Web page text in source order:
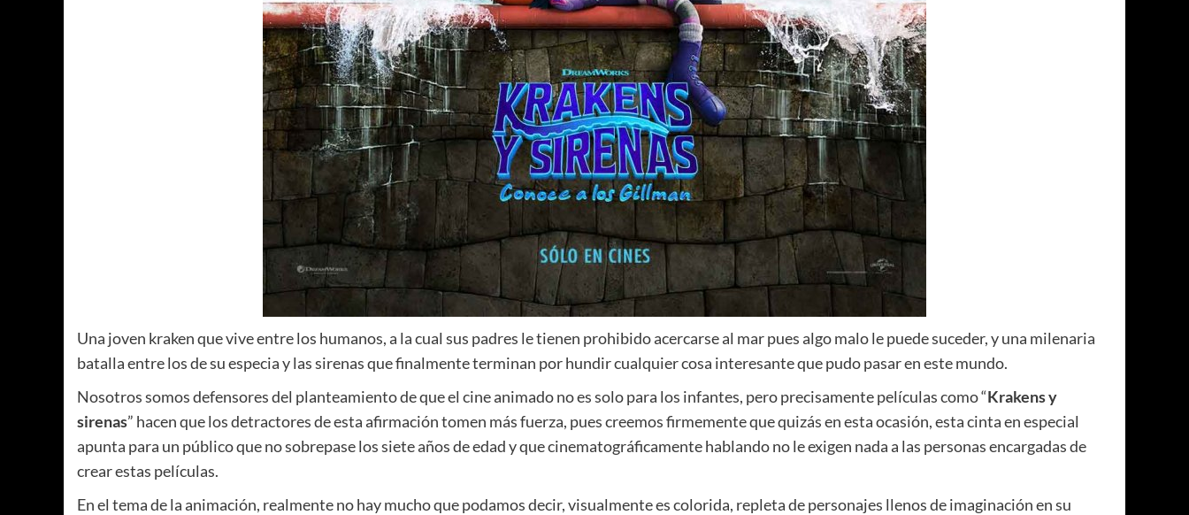
Una joven kraken que vive entre los humanos, a la cual sus padres le tienen prohibido acercarse al mar pues algo malo le puede suceder, y una milenaria
batalla entre los de su especia y las sirenas que finalmente terminan por hundir cualquier cosa interesante que pudo pasar en este mundo.
Nosotros somos defensores del planteamiento de que el cine animado no es solo para los infantes, pero precisamente películas como “Krakens y
sirenas” hacen que los detractores de esta afirmación tomen más fuerza, pues creemos firmemente que quizás en esta ocasión, esta cinta en especial
apunta para un público que no sobrepase los siete años de edad y que cinematográficamente hablando no le exigen nada a las personas encargadas de
crear estas películas.
En el tema de la animación, realmente no hay mucho que podamos decir, visualmente es colorida, repleta de personajes llenos de imaginación en su